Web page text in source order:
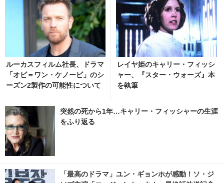
ルーカスフィルム社長、ドラマ
「オビ＝ワン・ケノービ」のシ
ーズン2製作の可能性について
レイヤ姫のキャリー・フィッシ
ャー、『スター・ウォーズ』本
を執筆
突然の死から1年…キャリー・フィッシャーの生涯
をふり返る
「最高のドラマ」ユン・ギョンホが感動！ソ・ジ